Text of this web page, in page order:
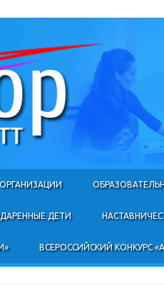
Skip
ДЕТИ
ВСЕРОССИЙСКИЙ КОНКУРС